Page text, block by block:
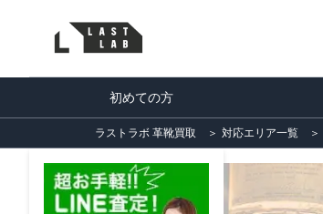
初めての方
ラストラボ 革靴買取 ＞ 対応エリア一覧 ＞